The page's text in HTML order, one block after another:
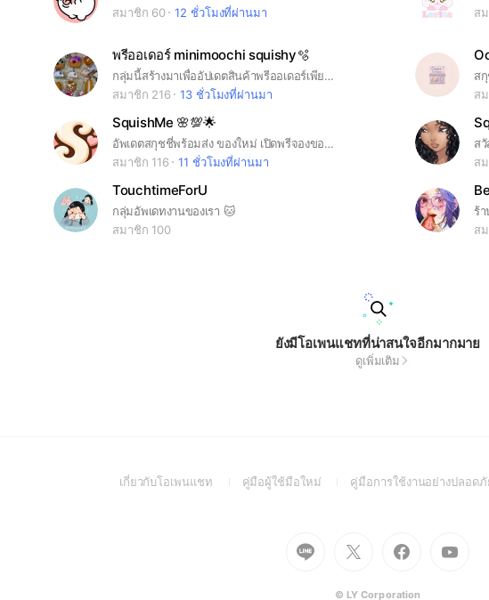
สมาชิก 60 12 ชั่วโมงที่ผ่านมา ส
พรีออเดอร์ minimoochi squishy🫧
กลุ่มนี้สร้างมาเพื่ออัปเดตสินค้าพรีออเดอร์เพียงอย่างเดียว*งดพูดคุย*
สมาชิก 216
13 ชั่วโมงที่ผ่านมา
ส
SquishMe 🌸💯🌟
อัพเดตสกุชชี่พร้อมส่ง ของใหม่ เปิดพรีจองของ #สกุชชี่ #ibloom #midosquishy # mido #lisa #zoey #squishy #squishme
สมาชิก 116
11 ชั่วโมงที่ผ่านมา
ส
TouchtimeForU
กลุ่มอัพเดทงานของเรา 🐱
สมาชิก 100
ส
ยังมีโอเพนแชทที่น่าสนใจอีกมากมาย
ดูเพิ่มเติม
เกี่ยวกับโอเพนแชท
(Openคู่มือผู้ใช้มือใหม่
(Open
window)
คู่มือการใช้งานอย่างปลอดภั
Go
to
(Open
Go
to
(Open
Go
to
(Open
to
© LY Corporation